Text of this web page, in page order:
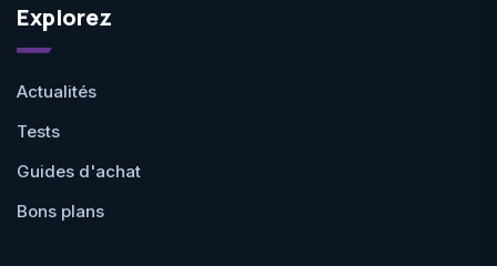
Explorez
Actualités
Tests
Guides d'achat
Bons plans